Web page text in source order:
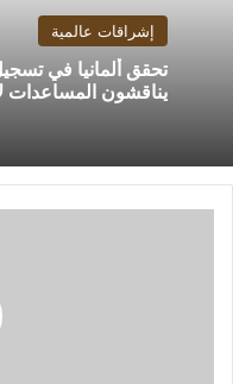
إشراقات عالمية
تحقق ألمانيا في
يناقشون المساعدات